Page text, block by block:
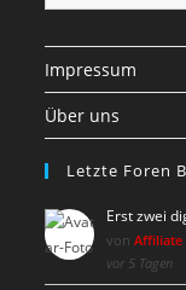
Impressum
Über uns
Letzte Foren
Erst zwei
vonAffiliate
vor 5 Tagen